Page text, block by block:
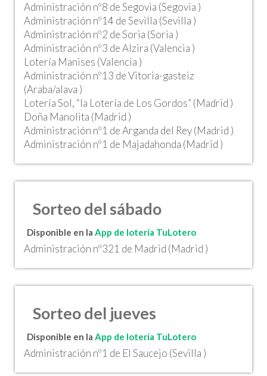
Administración nº8 de Segovia (Segovia )
Administración nº14 de Sevilla (Sevilla )
Administración nº2 de Soria (Soria )
Administración nº3 de Alzira (Valencia )
Lotería Manises (Valencia )
Administración nº13 de Vitoria-gasteiz
(Araba/alava )
Lotería Sol, “la Lotería de Los Gordos” (Madrid )
Doña Manolita (Madrid )
Administración nº1 de Arganda del Rey (Madrid )
Administración nº1 de Majadahonda (Madrid )
Sorteo del sábado
Disponible en la App de lotería TuLotero
Administración nº321 de Madrid (Madrid )
Sorteo del jueves
Disponible en la App de lotería TuLotero
Administración nº1 de El Saucejo (Sevilla )